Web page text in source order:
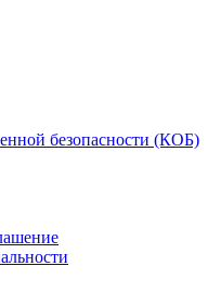
безопасности (КОБ)